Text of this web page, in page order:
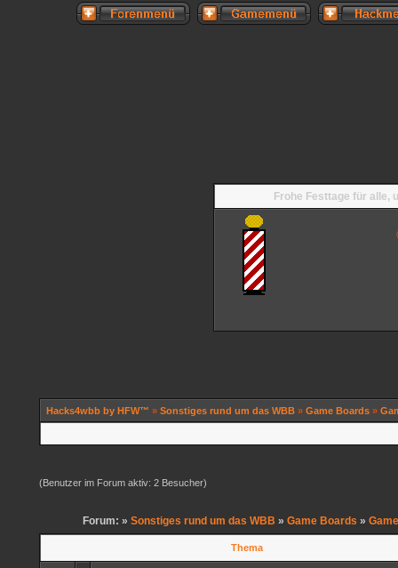
Frohe Festtage für alle,
Hacks4wbb by HFW™ » Sonstiges rund um das WBB » Game Boards »
(Benutzer im Forum aktiv: 2 Besucher)
Forum: » Sonstiges rund um das WBB » Game Boards »
Thema